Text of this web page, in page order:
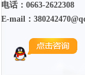
电话：0663-2622308
E-mail：